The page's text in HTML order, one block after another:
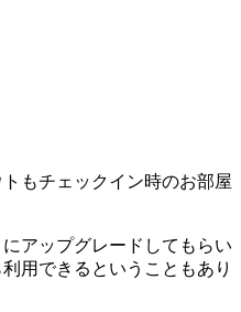
もチェックイン時のお部屋
アップグレードしてもらい
用できるということもあり